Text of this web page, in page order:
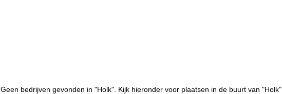
Geen bedrijven gevonden in "Holk". Kijk hieronder voor plaatsen in de buurt van "Holk".